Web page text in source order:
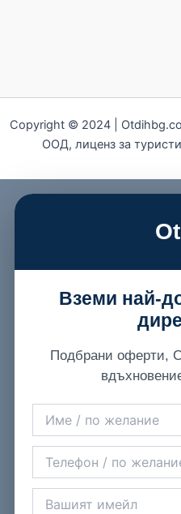
Copyright © 2024 |
ООД, лиценз за
Вземи най-
Подбрани оферти,